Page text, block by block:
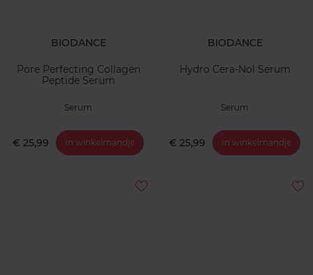
BIODANCE
Pore Perfecting Collagen
Peptide Serum
Serum
€ 25,99 In winkelmandje
BIODANCE
Hydro Cera-Nol Serum
Serum
€ 25,99 In winkelmandje